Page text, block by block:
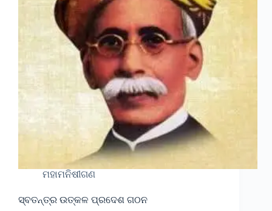
ମହାମନିଷୀଗଣ
ସ୍ବତନ୍ତ୍ର ଉତ୍କଳ ପ୍ରଦେଶ ଗଠନ